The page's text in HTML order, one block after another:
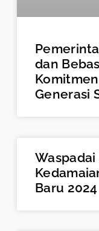
dan
Generasi
Baru 2024